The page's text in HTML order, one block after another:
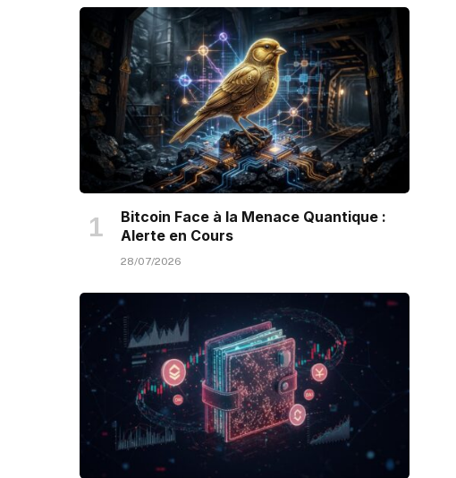
Bitcoin Face à la Menace Quantique :
Alerte en Cours
28/07/2026